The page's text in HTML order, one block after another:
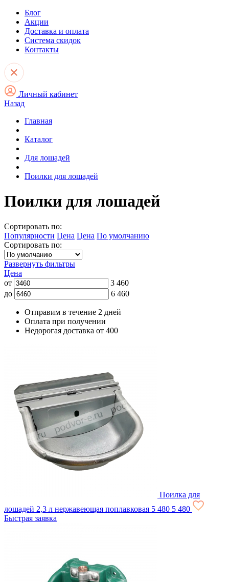
Блог
Акции
Доставка и оплата
Система скидок
Контакты
Личный кабинет
Назад
Главная
Каталог
Для лошадей
Поилки для лошадей
Поилки для лошадей
Сортировать по:
Популярности Цена Цена По умолчанию
Сортировать по:
Развернуть фильтры
Цена
от
3 460
до
6 460
Отправим в течение 2 дней
Оплата при получении
Недорогая доставка от 400
Поилка для
лошадей 2,3 л нержавеющая поплавковая 5 480 5 480
Быстрая заявка